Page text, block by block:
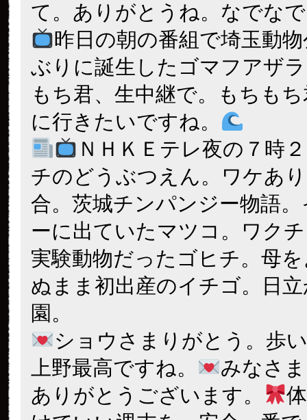
て。ありがとうね。なでな
昨日の朝の番組で埼玉動
ぶりに誕生したゴマフアザ
もち君、生中継で。もちも
に行きたいですね。
ＮＨＫＥテレ夜の７時
チのどうぶつえん。ワケあ
合。茨城チンパンジー物語
ーに出ていたマツコ。ワク
実験動物だったゴヒチ。母
ぬまま初出産のイチゴ。日
園。
ショウさまりがとう。歩
上野最高ですね。
みなさ
ありがとうございます。